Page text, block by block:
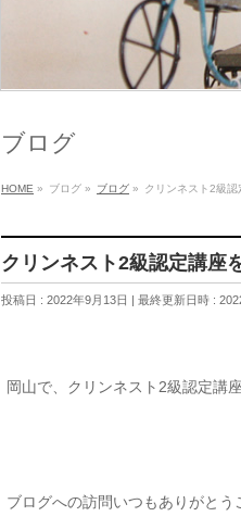
ブログ
HOME » ブログ » ブログ » クリンネスト2級
クリンネスト2級認定講座
投稿日 : 2022年9月13日 最終更新日時 :
岡山で、クリンネスト2級認定講
ブログへの訪問いつもありがとう